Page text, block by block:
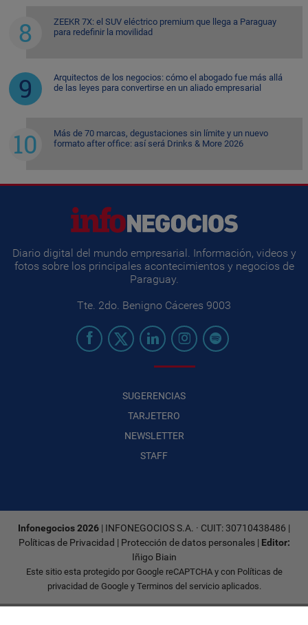
ZEEKR 7X: el SUV eléctrico premium que llega a Paraguay
para redefinir la movilidad
Arquitectos de los negocios: cómo el abogado fue más allá
de las leyes para convertirse en un aliado empresarial
Más de 70 marcas, degustaciones sin límite y un nuevo
formato after office: así será Drinks & More 2026
Diario digital del mundo empresarial. Información, videos y
fotos sobre los principales acontecimientos y negocios de
Paraguay.
Tte. 2do. Benigno Cáceres 9003
SUGERENCIAS
TARJETERO
NEWSLETTER
STAFF
Infonegocios 2026 | INFONEGOCIOS S.A. · CUIT: 30710438486 |
Políticas de Privacidad | Protección de datos personales| Editor:
Iñigo Biain
Este sitio esta protegido por Google reCAPTCHA y con Políticas de
privacidad de Googley Terminos del servicioaplicados.